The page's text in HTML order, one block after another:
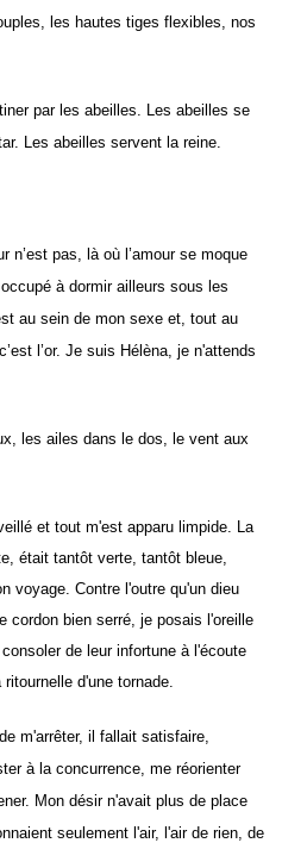
les hautes tiges flexibles, nos
par les abeilles. Les abeilles se
Les abeilles servent la reine.
n’est pas, là où l’amour se moque
à dormir ailleurs sous les
au sein de mon sexe et, tout au
l’or. Je suis Hélèna, je n'attends
les ailes dans le dos, le vent aux
et tout m'est apparu limpide. La
était tantôt verte, tantôt bleue,
voyage. Contre l'outre qu'un dieu
cordon bien serré, je posais l'oreille
de leur infortune à l'écoute
d'une tornade.
m'arrêter, il fallait satisfaire,
à la concurrence, me réorienter
Mon désir n'avait plus de place
seulement l'air, l'air de rien, de